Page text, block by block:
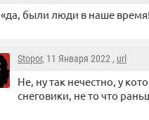
«да, были люди в наше
Stopor, 11 Января 2022 , url
Не, ну так нечестно, у
снеговики, не то что